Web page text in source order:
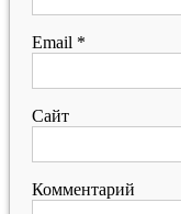
Email *
Сайт
Комментарий